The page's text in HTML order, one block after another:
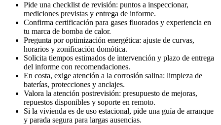
Pide una checklist de revisión: puntos a inspeccionar,
mediciones previstas y entrega de informe.
Confirma certificación para gases fluorados y experiencia en
tu marca de bomba de calor.
Pregunta por optimización energética: ajuste de curvas,
horarios y zonificación domótica.
Solicita tiempos estimados de intervención y plazo de entrega
del informe con recomendaciones.
En costa, exige atención a la corrosión salina: limpieza de
baterías, protecciones y anclajes.
Valora la atención postrevisión: presupuesto de mejoras,
repuestos disponibles y soporte en remoto.
Si la vivienda es de uso estacional, pide una guía de arranque
y parada segura para largas ausencias.